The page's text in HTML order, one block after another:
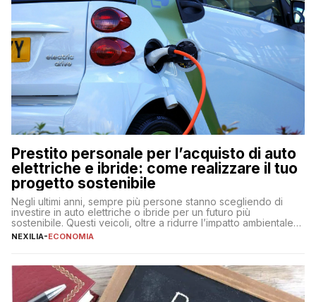
Prestito personale per l’acquisto di auto
elettriche e ibride: come realizzare il tuo
progetto sostenibile
Negli ultimi anni, sempre più persone stanno scegliendo di
investire in auto elettriche o ibride per un futuro più
sostenibile. Questi veicoli, oltre a ridurre l’impatto ambientale,
offrono vantaggi economici a lungo termine, come minori costi
fare se non […]
NEXILIA-ECONOMIA